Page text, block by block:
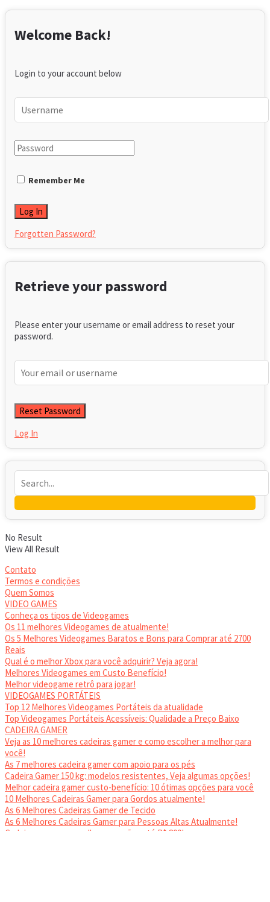
Welcome Back!
Login to your account below
Remember Me
Forgotten Password?
Retrieve your password
Please enter your username or email address to reset your
password.
Log In
No Result
View All Result
Contato
Termos e condições
Quem Somos
VIDEO GAMES
Conheça os tipos de Videogames
Os 11 melhores Videogames de atualmente!
Os 5 Melhores Videogames Baratos e Bons para Comprar até 2700
Reais
Qual é o melhor Xbox para você adquirir? Veja agora!
Melhores Videogames em Custo Benefício!
Melhor videogame retrô para jogar!
VIDEOGAMES PORTÁTEIS
Top 12 Melhores Videogames Portáteis da atualidade
Top Videogames Portáteis Acessíveis: Qualidade a Preço Baixo
CADEIRA GAMER
Veja as 10 melhores cadeiras gamer e como escolher a melhor para
você!
As 7 melhores cadeira gamer com apoio para os pés
Cadeira Gamer 150 kg: modelos resistentes, Veja algumas opções!
Melhor cadeira gamer custo-benefício: 10 ótimas opções para você
10 Melhores Cadeiras Gamer para Gordos atualmente!
As 6 Melhores Cadeiras Gamer de Tecido
As 6 Melhores Cadeiras Gamer para Pessoas Altas Atualmente!
Cadeiras gamer: as melhores opções até R$ 800!